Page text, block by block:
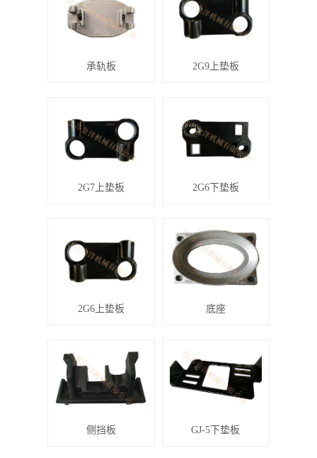
承轨板 2G9上垫板
2G7上垫板 2G6下垫板
2G6上垫板 底座
侧挡板 GJ-5下垫板